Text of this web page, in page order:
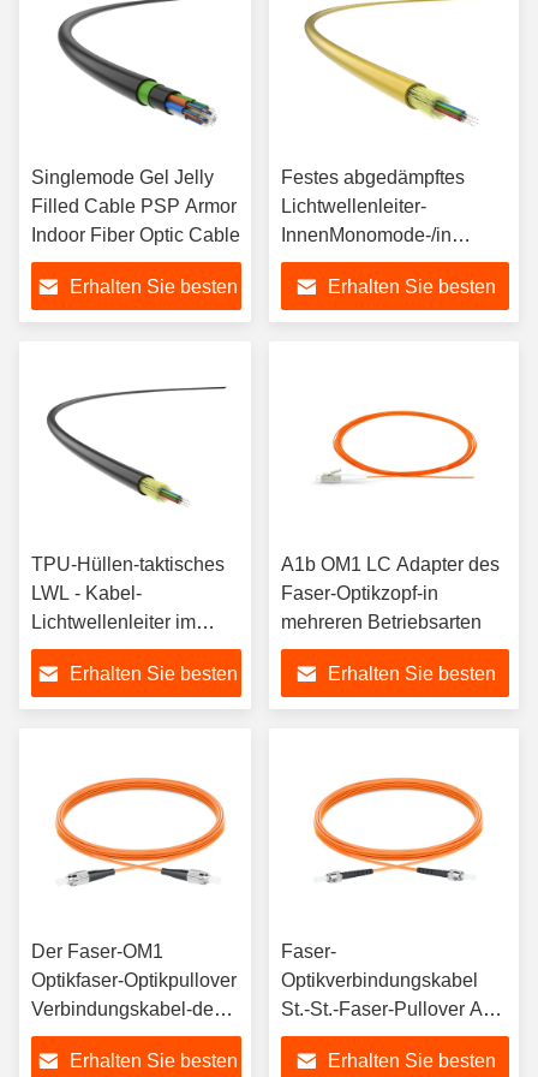
Singlemode Gel Jelly
Filled Cable PSP Armor
Indoor Fiber Optic Cable
Erhalten Sie besten
Festes abgedämpftes
Lichtwellenleiter-
InnenMonomode-/in
mehreren Betriebsarten
Erhalten Sie besten
TPU-Hüllen-taktisches
LWL - Kabel-
Lichtwellenleiter im
Freien
Erhalten Sie besten
A1b OM1 LC Adapter des
Faser-Optikzopf-in
mehreren Betriebsarten
Erhalten Sie besten
Der Faser-OM1
Optikfaser-Optikpullover
Verbindungskabel-des
Kabel-A1b Millimeter
FC-FCErhalten Sie besten
Faser-
Optikverbindungskabel
St.-St.-Faser-Pullover A1b
OM1 in mehreren
Betriebsarten
Erhalten Sie besten